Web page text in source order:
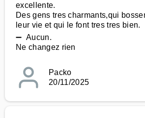
excellente.
Des gens tres charmants,qui
leur vie et qui le font tres tres bien.
➖ Aucun.
Ne changez rien
Packo
20/11/2025